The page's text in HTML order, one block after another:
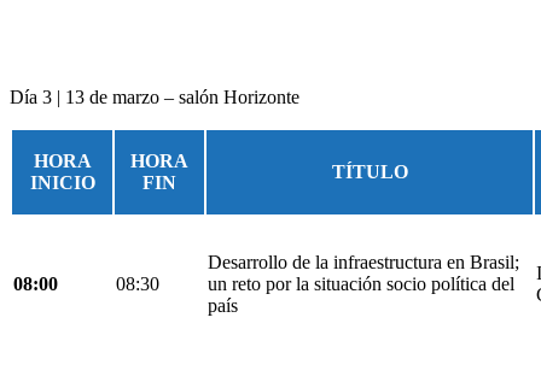
Día 3 | 13 de marzo – salón Horizonte
HORA
INICIO
HORA
FIN
TÍTULO
08:00 08:30
Desarrollo de la infraestructura en Brasil;
un reto por la situación socio política del
país